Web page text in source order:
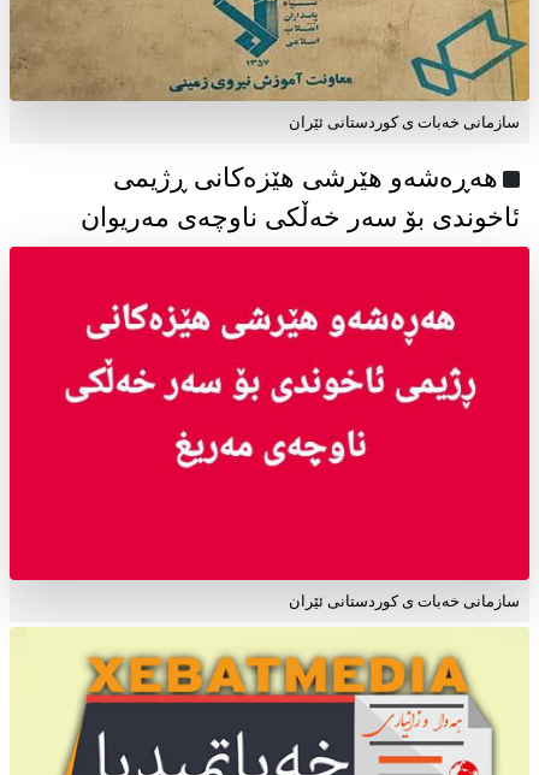
سازمانی خەبات ی كوردستانی ئێران
هەڕەشەو هێرشی هێزەکانی ڕژیمی
ئاخوندی بۆ سەر خەڵکی ناوچەی مەریوان
سازمانی خەبات ی کوردستانی ئێران